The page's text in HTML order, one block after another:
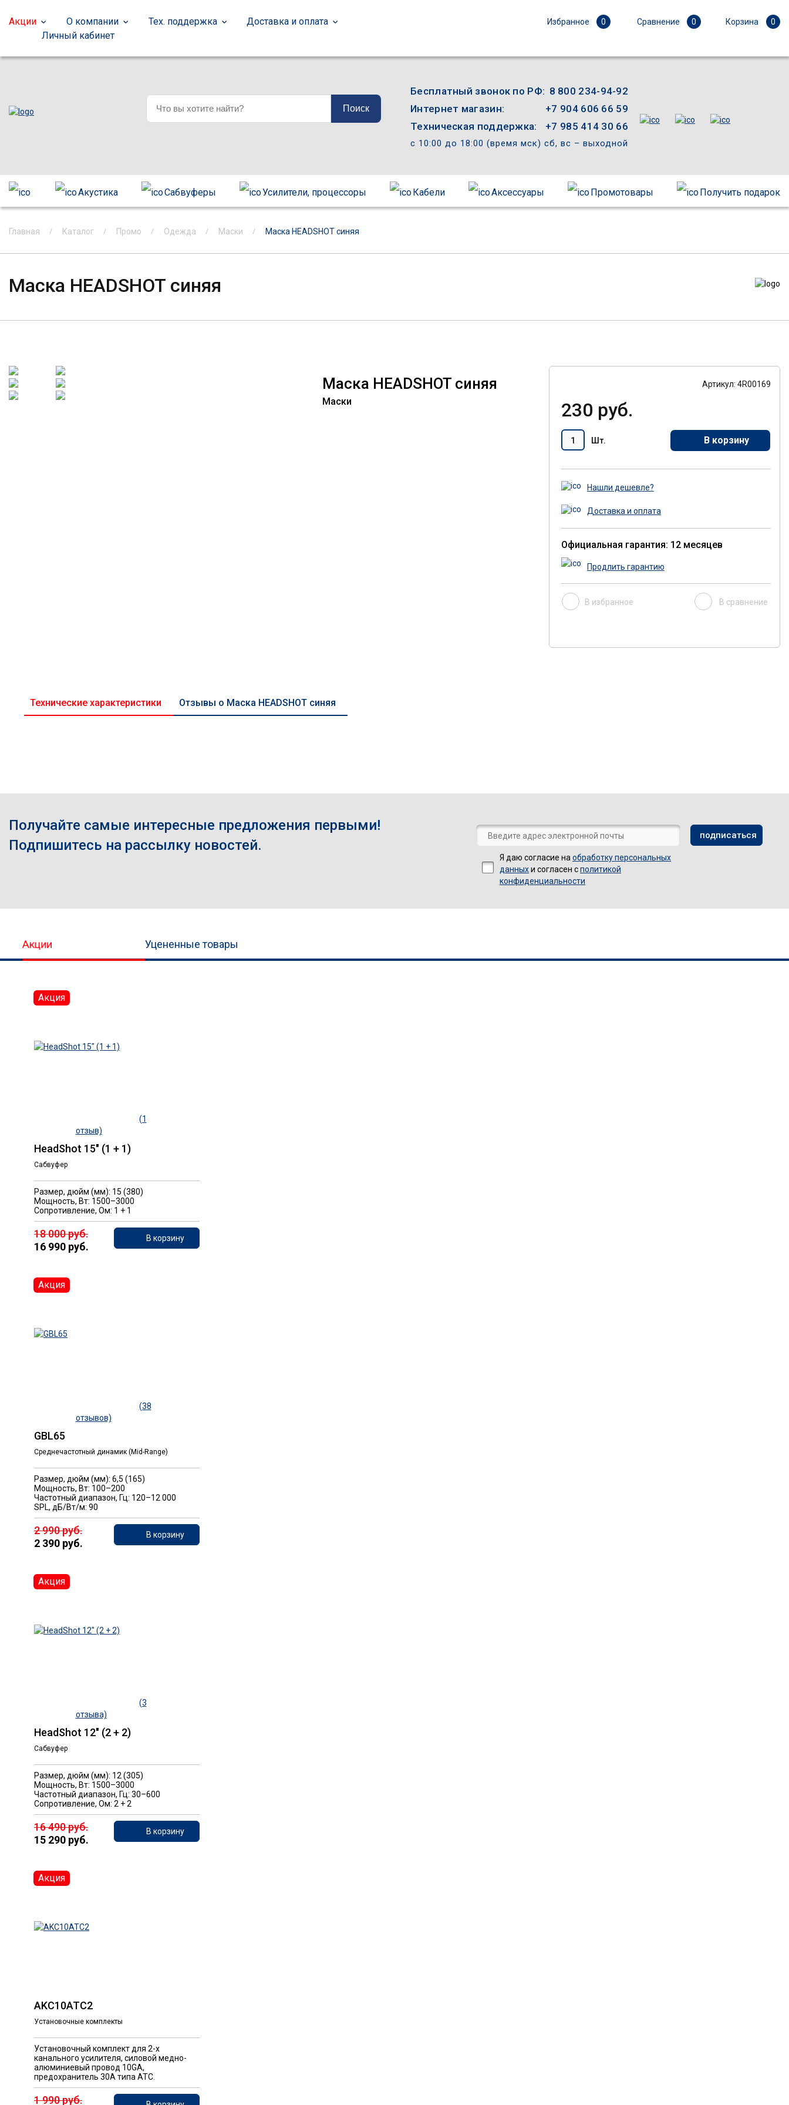
Акции О компании Тех. поддержка
Доставка и оплата
Личный кабинет
Корзина 0
Сравнение 0
Избранное 0
Бесплатный звонок по РФ: 8 800 234-94-92
Интернет магазин:
+7 904 606 66 59
Техническая поддержка:
+7 985 414 30 66
с 10:00 до 18:00 (время мск) сб, вс – выходной
Поиск
Акустика Сабвуферы Усилители, процессоры Кабели Аксессуары Промотовары Получить подарок
Главная Каталог Промо Одежда Маски Маска HEADSHOT синяя
Маска HEADSHOT синяя
Маска HEADSHOT синяя
Маски
Артикул: 4R00169
230 руб.
Шт. В корзину
Нашли дешевле?
Доставка и оплата
Официальная гарантия: 12 месяцев
Продлить гарантию
В избранное В сравнение
Технические характеристики Отзывы о Маска HEADSHOT синяя
Получайте самые интересные предложения первыми!
Подпишитесь на рассылку новостей.
Я даю согласие на обработку персональных
данныхи согласен сполитикой
конфиденциальности
Акции Уцененные товары
(1
отзыв)
HeadShot 15" (1 + 1)
Сабвуфер
Размер, дюйм (мм): 15 (380)
Мощность, Вт: 1500–3000
Сопротивление, Ом: 1 + 1
18 000 руб.
16 990 руб.
В корзину
Акция
(38
отзывов)
GBL65
Среднечастотный динамик (Mid-Range)
Размер, дюйм (мм): 6,5 (165)
Мощность, Вт: 100–200
Частотный диапазон, Гц: 120–12 000
SPL, дБ/Вт/м: 90
2 990 руб.
2 390 руб.
В корзину
Акция
(3
отзыва)
HeadShot 12" (2 + 2)
Сабвуфер
Размер, дюйм (мм): 12 (305)
Мощность, Вт: 1500–3000
Частотный диапазон, Гц: 30–600
Сопротивление, Ом: 2 + 2
16 490 руб.
15 290 руб.
В корзину
Акция
AKC10ATC2
Установочные комплекты
Установочный комплект для 2-х
канального усилителя, силовой медно-
алюминиевый провод 10GA,
предохранитель 30A типа ATC.
1 990 руб.
Акция